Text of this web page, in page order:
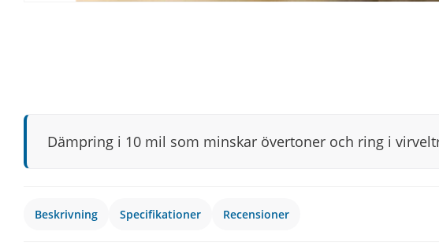
Dämpring i 10 mil som minskar övertoner och ring i
Beskrivning Specifikationer Recensioner